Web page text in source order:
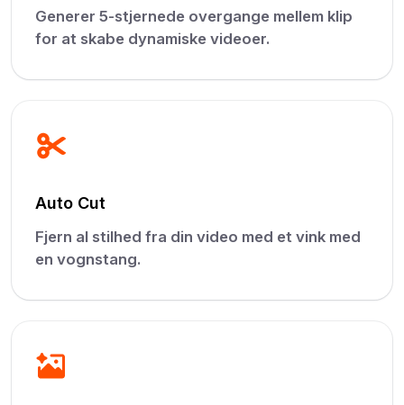
Generer 5-stjernede overgange mellem klip
for at skabe dynamiske videoer.
Auto Cut
Fjern al stilhed fra din video med et vink med
en vognstang.